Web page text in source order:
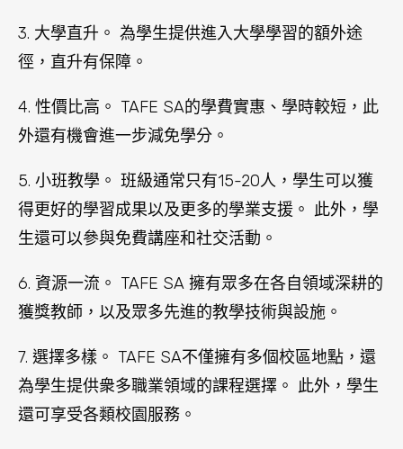
3. 大學直升。 為學生提供進入大學學習的額外途
徑，直升有保障。
4. 性價比高。 TAFE SA的學費實惠、學時較短，此
外還有機會進一步減免學分。
5. 小班教學。 班級通常只有15-20人，學生可以獲
得更好的學習成果以及更多的學業支援。 此外，學
生還可以參與免費講座和社交活動。
6. 資源一流。 TAFE SA 擁有眾多在各自領域深耕的
獲獎教師，以及眾多先進的教學技術與設施。
7. 選擇多樣。 TAFE SA不僅擁有多個校區地點，還
為學生提供衆多職業領域的課程選擇。 此外，學生
還可享受各類校園服務。